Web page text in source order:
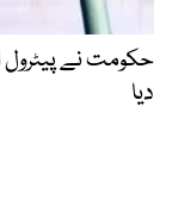
حکومت نے پیٹرول
دیا